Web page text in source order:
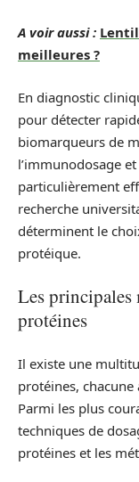
A voir aussi :
meilleures ?
En diagnostic
pour détecter
biomarqueurs de
l’immunodosage
particulièrement
recherche
déterminent le
protéique.
Les principales
protéines
Il existe une
protéines, chacune
Parmi les plus
techniques de
protéines et les